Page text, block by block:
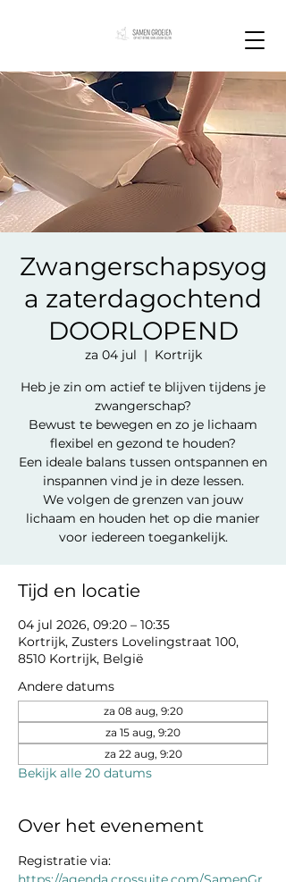
Zwangerschapsyog
a zaterdagochtend
DOORLOPEND
za 04 jul
  |
Kortrijk
Heb je zin om actief te blijven tijdens je
zwangerschap?
Bewust te bewegen en zo je lichaam
flexibel en gezond te houden?
Een ideale balans tussen ontspannen en
inspannen vind je in deze lessen.
We volgen de grenzen van jouw
lichaam en houden het op die manier
voor iedereen toegankelijk.
Tijd en locatie
04 jul 2026, 09:20 – 10:35
Kortrijk, Zusters Lovelingstraat 100,
8510 Kortrijk, België
Andere datums
za 08 aug, 9:20
za 15 aug, 9:20
za 22 aug, 9:20
Bekijk alle 20 datums
Over het evenement
Registratie via: